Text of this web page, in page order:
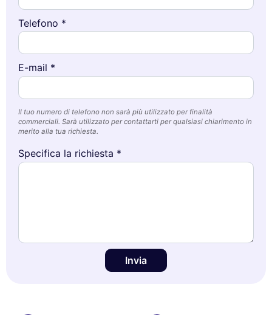
Telefono *
E-mail *
Il tuo numero di telefono non sarà più utilizzato per finalità
commerciali. Sarà utilizzato per contattarti per qualsiasi chiarimento in
merito alla tua richiesta.
Specifica la richiesta *
Invia